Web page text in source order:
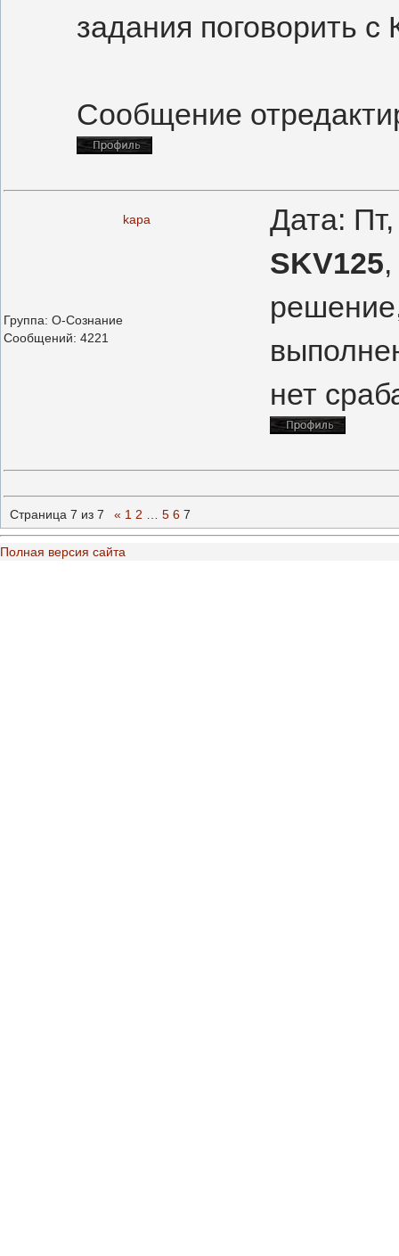
задания поговорить с
Сообщение
kapa Дата:
Группа: О-Сознание
Сообщений: 4221
SKV125
нет
Страница 7 из 7 « 1 2 5 6 7
Полная версия сайта